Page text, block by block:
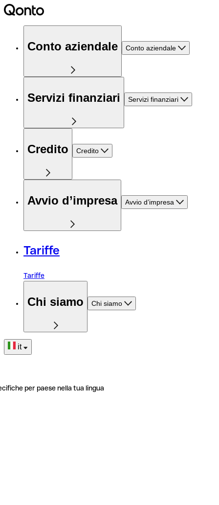
Conto aziendale Conto aziendale
Servizi finanziari Servizi finanziari
Credito Credito
Avvio d’impresa Avvio d’impresa
Tariffe
Tariffe
Chi siamo Chi siamo
it
per paese nella tua lingua